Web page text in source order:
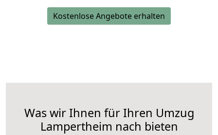
Kostenlose Angebote erhalten
Was wir Ihnen für Ihren Umzug
Lampertheim nach bieten